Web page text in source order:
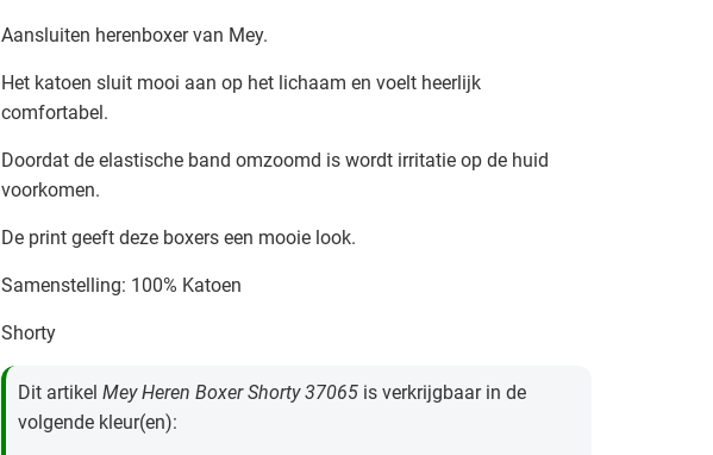
Aansluiten herenboxer van Mey.
Het katoen sluit mooi aan op het lichaam en voelt heerlijk
comfortabel.
Doordat de elastische band omzoomd is wordt irritatie op de huid
voorkomen.
De print geeft deze boxers een mooie look.
Samenstelling: 100% Katoen
Shorty
Dit artikel Mey Heren Boxer Shorty 37065 is verkrijgbaar in de
volgende kleur(en):